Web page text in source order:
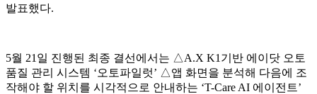
발표했다.
5월 21일 진행된 최종 결선에서는 △A.X K1기반 에이닷 오토
품질 관리 시스템 ‘오토파일럿’ △앱 화면을 분석해 다음에 조
작해야 할 위치를 시각적으로 안내하는 ‘T-Care AI 에이전트’